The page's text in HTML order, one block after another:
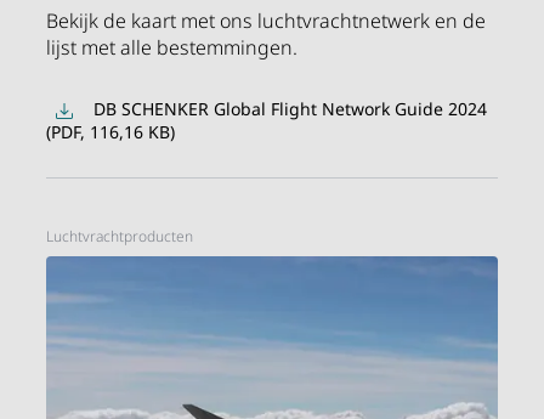
Bekijk de kaart met ons luchtvrachtnetwerk en de
lijst met alle bestemmingen.
DB SCHENKER Global Flight Network Guide 2024
(PDF, 116,16 KB)
Luchtvrachtproducten